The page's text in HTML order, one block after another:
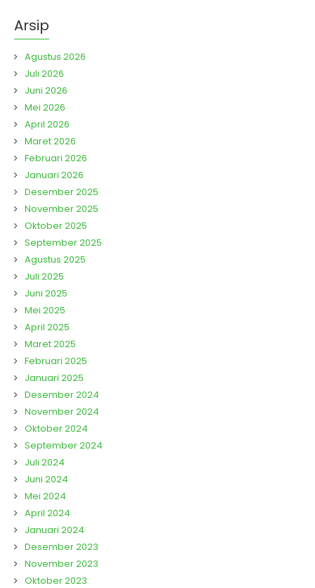
Arsip
Agustus 2026
Juli 2026
Juni 2026
Mei 2026
April 2026
Maret 2026
Februari 2026
Januari 2026
Desember 2025
November 2025
Oktober 2025
September 2025
Agustus 2025
Juli 2025
Juni 2025
Mei 2025
April 2025
Maret 2025
Februari 2025
Januari 2025
Desember 2024
November 2024
Oktober 2024
September 2024
Juli 2024
Juni 2024
Mei 2024
April 2024
Januari 2024
Desember 2023
November 2023
Oktober 2023